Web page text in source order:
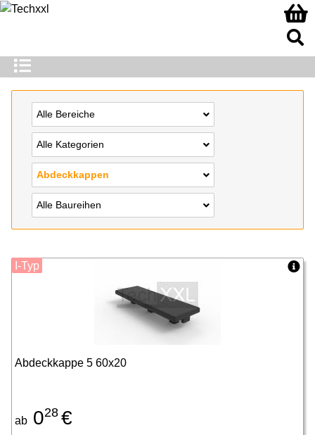
Alle Bereiche
Alle Kategorien
Abdeckkappen
Alle Baureihen
Abdeckkappe 5 60x20
ab 028 €
I-Typ